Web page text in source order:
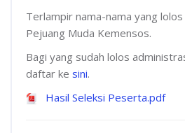
Terlampir nama-nama yang
Pejuang Muda Kemensos.
Bagi yang sudah lolos
daftar ke sini.
Hasil Seleksi Peserta.pdf